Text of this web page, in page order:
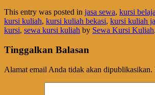
This entry was posted in jasa sewa, kursi
kursi kuliah, kursi kuliah bekasi, kursi kuliah
kursi, sewa kursi kuliah by Sewa Kursi Kuliah
Tinggalkan Balasan
Alamat email Anda tidak akan dipublikasikan.